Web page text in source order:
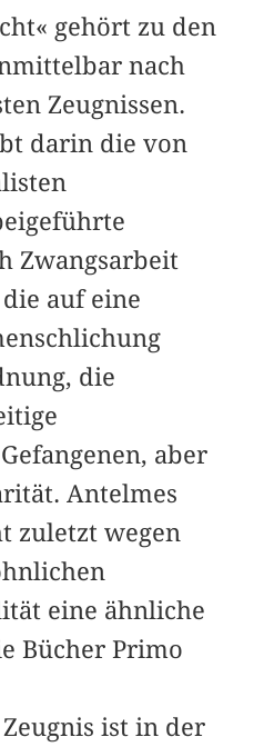
gehört zu den
nach
Zeugnissen.
darin die von
Zwangsarbeit
auf eine
die
aber
Antelmes
zuletzt wegen
eine ähnliche
Bücher Primo
ist in der